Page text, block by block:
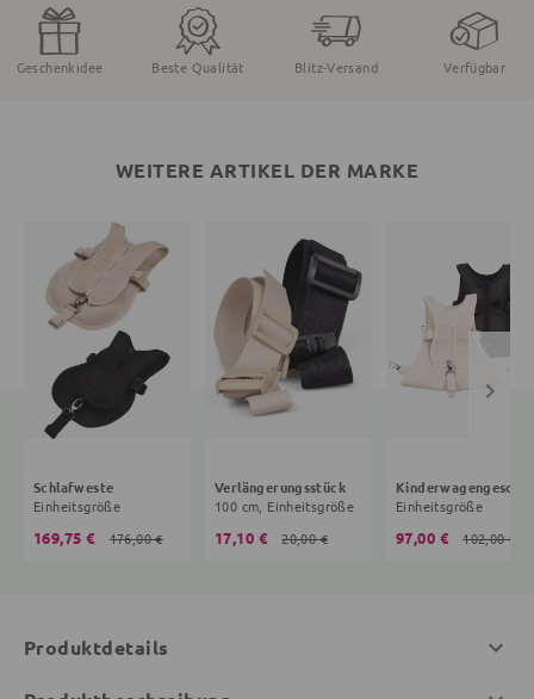
Geschenkidee Beste Qualität Blitz-Versand Verfügbar
WEITERE ARTIKEL DER MARKE
Schlafweste
Einheitsgröße
169,75 € 176,00 €
Verlängerungsstück
100 cm, Einheitsgröße
17,10 € 20,00 €
Einheitsgröße
97,00 € 102,00 €
Produktdetails